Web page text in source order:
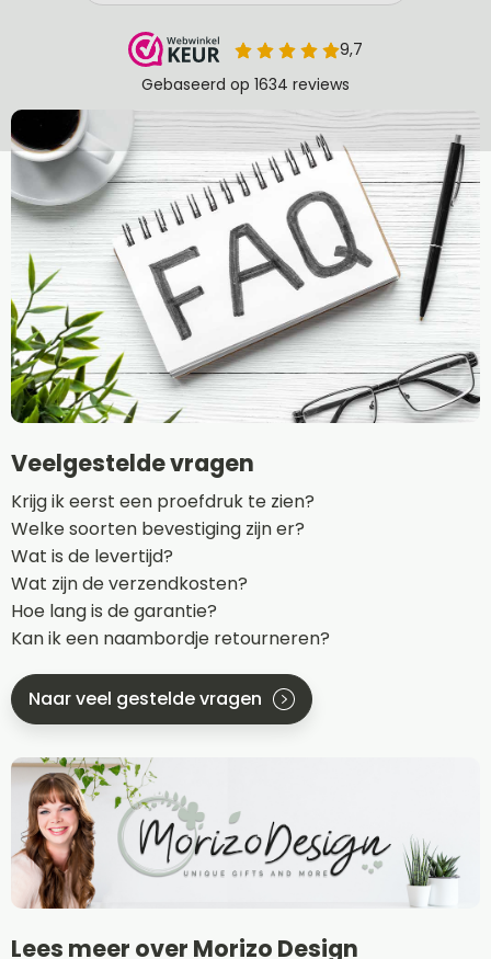
Veelgestelde vragen
Krijg ik eerst een proefdruk te zien?
Welke soorten bevestiging zijn er?
Wat is de levertijd?
Wat zijn de verzendkosten?
Hoe lang is de garantie?
Kan ik een naambordje retourneren?
Naar veel gestelde vragen
Lees meer over Morizo Design